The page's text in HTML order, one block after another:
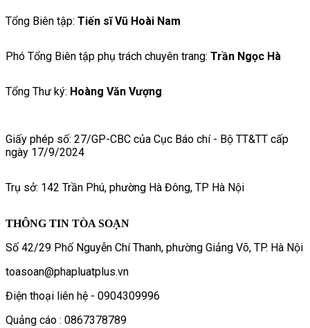
Tổng Biên tập: Tiến sĩ Vũ Hoài Nam
Phó Tổng Biên tập phụ trách chuyên trang: Trần Ngọc Hà
Tổng Thư ký: Hoàng Văn Vượng
Giấy phép số: 27/GP-CBC của Cục Báo chí - Bộ TT&TT cấp
ngày 17/9/2024
Trụ sở: 142 Trần Phú, phường Hà Đông, TP Hà Nội
THÔNG TIN TÒA SOẠN
Số 42/29 Phố Nguyễn Chí Thanh, phường Giảng Võ, TP. Hà Nội
toasoan@phapluatplus.vn
Điện thoại liên hệ - 0904309996
Quảng cáo : 0867378789